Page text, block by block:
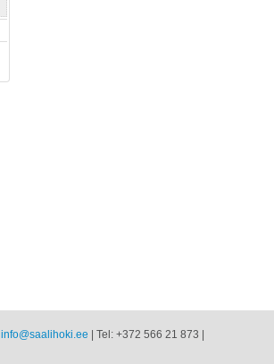
info@saalihoki.ee | Tel: +372 566 21 873 |